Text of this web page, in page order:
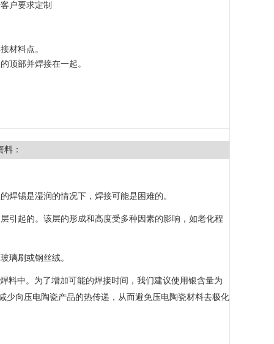
户要求定制
材料点。
顶部并焊接在一起。
料：
焊锡是湿润的情况下，焊接可能是困难的。
引起的。该层的形成和高度受多种因素的影响，如老化程
璃刷或钢丝绒。
料中。为了增加可能的焊接时间，我们建议使用银含量为
少向压电陶瓷产品的热传递，从而避免压电陶瓷材料去极化